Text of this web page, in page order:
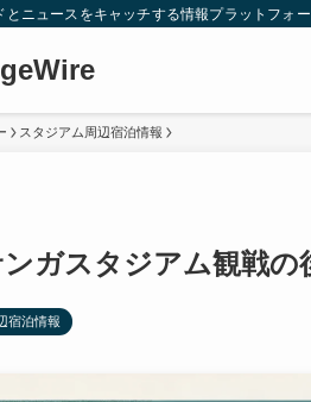
とニュースをキャッチする情報プラットフォ
スタジアム周辺宿泊情報
ガスタジアム観戦
宿泊情報